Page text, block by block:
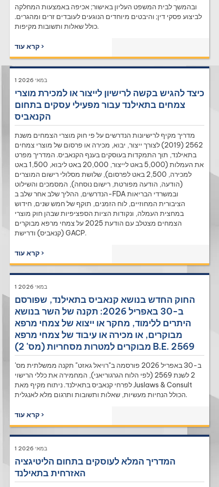
ובהמשך לבית המשפט העליון באישור; אכיפה באמצעות המחלקה
לביצוע פסקי דין; והיבטים מיוחדים הנוגעים לעובדים זרים ומהגרים.
כולל שאלות ותשובות מקיפות.
קרא עוד ›
1 במאי 2026
כיצד להגיש בקשה לרישיון לייצור או למכירת מוצרי
צמחים בתאילנד עבור מפעילי עסקים בתחום
הקנאביס
מדריך מקיף לרישיונות הנדרשים על פי חוק מוצרי הצמחים משנת
2562 (2019) לצורך ייצור, יבוא, מכירה או פרסום של מוצרי צמחים
בתאילנד, תוך התמקדות בעוסקים בענף הקנאביס. המדריך מפרט
את העמלות (5,000 באט לייצור, 20,000 באט ליבוא, 1,500 באט
למכירה, 2,500 באט לפרסום), שלושת מסלולי רישום המוצרים
(הודעה, הודעה מפורטת, רישום נוסחה), המסמכים והשילוט
הנדרשים, ההליך שלב אחר שלב ב-FDA ובמשרדי הבריאות
הציבורית המחוזיים, לוח הזמנים, תוקף של חמש שנים, חידוש
במחצית העמלה, ונקודות הציות הספציפיות שבהן חוק מוצרי
הצמחים מצטלב עם הודעת 2025 על צמחי מרפא מבוקרים
(קנאביס) ודרישת GACP.
קרא עוד ›
1 במאי 2026
החוק החדש בנושא קנאביס בתאילנד, שפורסם
ב-30 באפריל 2026: תקנה של השר בנושא
היתרים ללימוד, מחקר או ייצוא של צמחי מרפא
מבוקרים, או מכירה או עיבוד של צמחי מרפא
מבוקרים למטרות מסחריות (מס' 2) B.E. 2569
ב-30 באפריל 2026 פורסמה ב"רויאל גאזט" תקנה ממשלתית מס'
2 לשנת 2569 (לפי הלוח הגרגוריאני), המחמירה את כללי הרישוי
לפרחי קנאביס בתאילנד. ניתוח מקיף מאת Juslaws & Consult
הכולל הנחיות מעשיות, שאלות ותשובות ותרגום מלא לאנגלית.
קרא עוד ›
1 במאי 2026
המדריך המלא לעוסקים בתחום הליטיגציה
האזרחית בתאילנד